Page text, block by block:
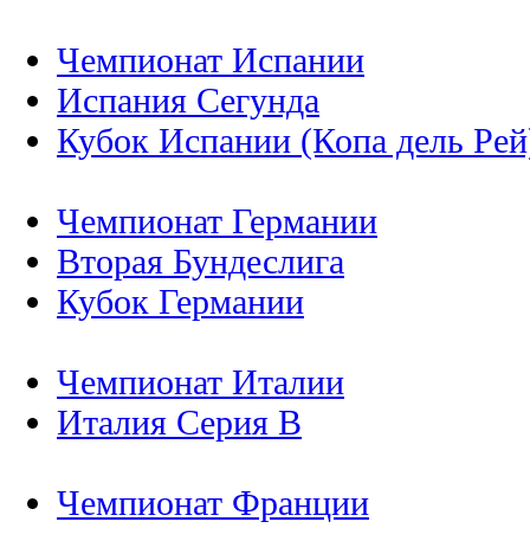
Чемпионат Испании
Испания Сегунда
Кубок Испании (Копа дель
Чемпионат Германии
Вторая Бундеслига
Кубок Германии
Чемпионат Италии
Италия Серия B
Чемпионат Франции